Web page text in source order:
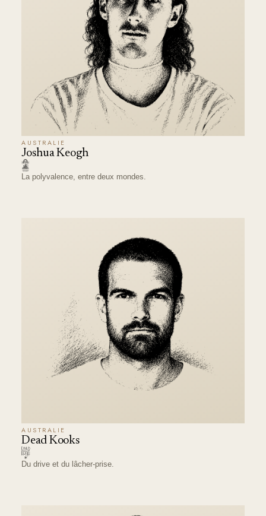
AUSTRALIE
Joshua Keogh
La polyvalence, entre deux mondes.
AUSTRALIE
Dead Kooks
Du drive et du lâcher-prise.